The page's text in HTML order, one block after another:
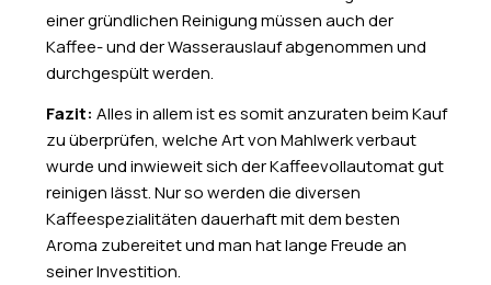
einer gründlichen Reinigung müssen auch der
Kaffee- und der Wasserauslauf abgenommen und
durchgespült werden.
Fazit: Alles in allem ist es somit anzuraten beim Kauf
zu überprüfen, welche Art von Mahlwerk verbaut
wurde und inwieweit sich der Kaffeevollautomat gut
reinigen lässt. Nur so werden die diversen
Kaffeespezialitäten dauerhaft mit dem besten
Aroma zubereitet und man hat lange Freude an
seiner Investition.